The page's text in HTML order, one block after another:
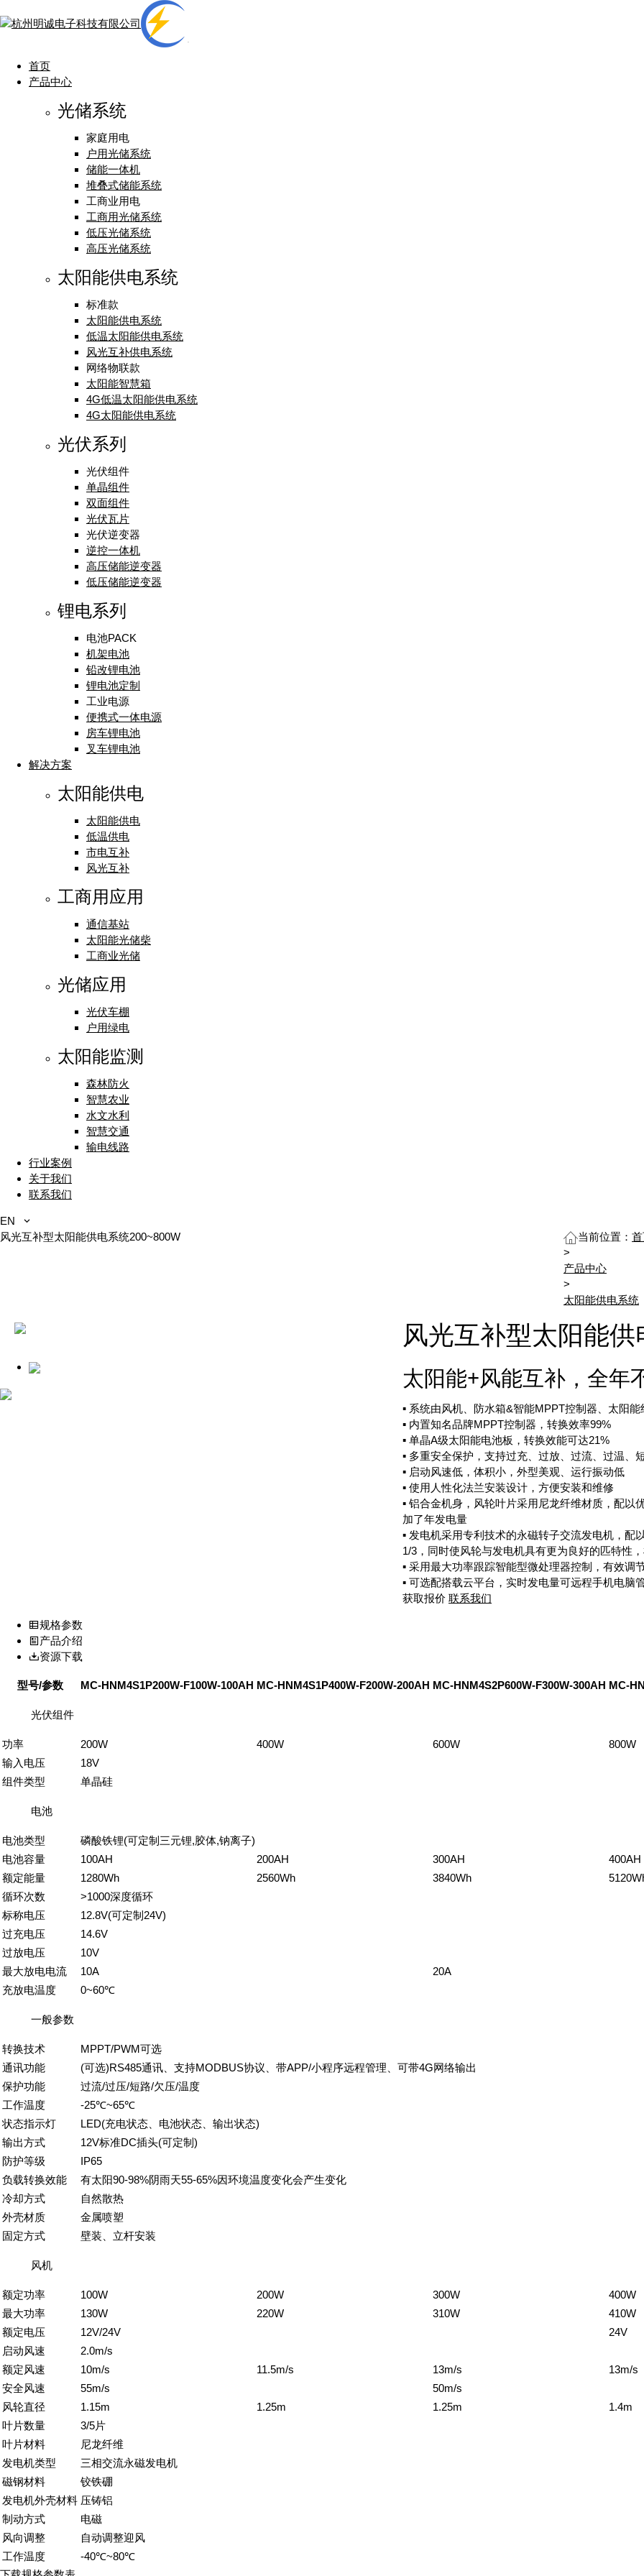
首页
产品中心
光储系统
家庭用电
户用光储系统
储能一体机
堆叠式储能系统
工商业用电
工商用光储系统
低压光储系统
高压光储系统
太阳能供电系统
标准款
太阳能供电系统
低温太阳能供电系统
风光互补供电系统
网络物联款
太阳能智慧箱
4G低温太阳能供电系统
4G太阳能供电系统
光伏系列
光伏组件
单晶组件
双面组件
光伏瓦片
光伏逆变器
逆控一体机
高压储能逆变器
低压储能逆变器
锂电系列
电池PACK
机架电池
铅改锂电池
锂电池定制
工业电源
便携式一体电源
房车锂电池
叉车锂电池
解决方案
太阳能供电
太阳能供电
低温供电
市电互补
风光互补
工商用应用
通信基站
太阳能光储柴
工商业光储
光储应用
光伏车棚
户用绿电
太阳能监测
森林防火
智慧农业
水文水利
智慧交通
输电线路
行业案例
关于我们
联系我们
EN
风光互补型太阳能供电系统200~800W
当前位置：
>
产品中心
>
太阳能供电系统
风光互补型太阳能
太阳能+风能互补，全年
▪︎ 系统由风机、防水箱&智能MPPT控制器、太阳
▪︎ 内置知名品牌MPPT控制器，转换效率99%
▪︎ 单晶A级太阳能电池板，转换效能可达21%
▪︎ 多重安全保护，支持过充、过放、过流、过温、
▪︎ 启动风速低，体积小，外型美观、运行振动低
▪︎ 使用人性化法兰安装设计，方便安装和维修
▪︎ 铝合金机身，风轮叶片采用尼龙纤维材质，配
加了年发电量
▪︎ 发电机采用专利技术的永磁转子交流发电机，
1/3，同时使风轮与发电机具有更为良好的匹特性
▪︎ 采用最大功率跟踪智能型微处理器控制，有效调
▪︎ 可选配搭载云平台，实时发电量可远程手机电脑
获取报价 联系我们
规格参数
产品介绍
资源下载
型号/参数 MC-HNM4S1P200W-F100W-100AH MC-HNM4S1P400W-F200W-200AH MC-HNM4S2P600W-F300W-300AH MC-
光伏组件
功率 200W 400W 600W
800W
输入电压
18V
组件类型
单晶硅
电池
电池类型
磷酸铁锂(可定制三元锂,胶体,钠离子)
电池容量
100AH 200AH 300AH
400AH
额定能量
1280Wh 2560Wh 3840Wh
循环次数
>1000深度循环
标称电压
12.8V(可定制24V)
过充电压
14.6V
过放电压
10V
最大放电电流
10A
20A
充放电温度
0~60℃
一般参数
转换技术
MPPT/PWM可选
通讯功能
(可选)RS485通讯、支持MODBUS协议、带APP/小程序远程管理、可带4G网络输出
保护功能
过流/过压/短路/欠压/温度
工作温度
-25℃~65℃
状态指示灯
LED(充电状态、电池状态、输出状态)
输出方式
12V标准DC插头(可定制)
防护等级
IP65
负载转换效能
有太阳90-98%阴雨天55-65%因环境温度变化会产生变化
冷却方式
自然散热
外壳材质
金属喷塑
固定方式
壁装、立杆安装
风机
额定功率 100W 200W 300W
400W
最大功率
130W 220W 310W
410W
额定电压
12V/24V
24V
启动风速
2.0m/s
额定风速
10m/s 11.5m/s 13m/s
13m/s
安全风速
55m/s
50m/s
风轮直径
1.15m 1.25m 1.25m
1.4m
叶片数量
3/5片
叶片材料
尼龙纤维
发电机类型
三相交流永磁发电机
磁钢材料
铰铁硼
发电机外壳材料 压铸铝
制动方式
电磁
风向调整
自动调整迎风
工作温度
-40℃~80℃